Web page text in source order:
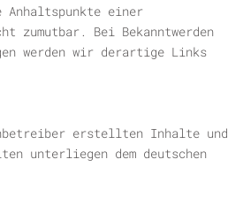
Anhaltspunkte einer
zumutbar. Bei Bekanntwerden
werden wir derartige Links
erstellten Inhalte und
unterliegen dem deutschen